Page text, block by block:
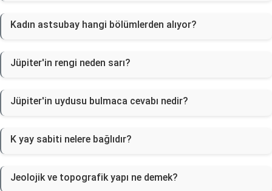
Kadın astsubay hangi bölümlerden alıyor?
Jüpiter'in rengi neden sarı?
Jüpiter'in uydusu bulmaca cevabı nedir?
K yay sabiti nelere bağlıdır?
Jeolojik ve topografik yapı ne demek?